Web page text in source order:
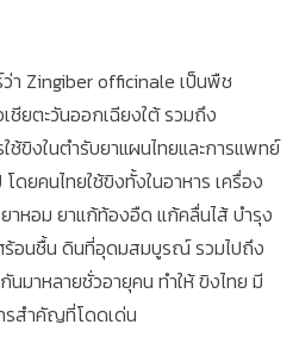
า Zingiber officinale เป็นพืช
ชียตะวันออกเฉียงใต้ รวมถึง
ช้ขิงในตำรับยาแผนไทยและการแพทย์
ยคนไทยใช้ขิงทั้งในอาหาร เครื่อง
าหอม ยาแก้ท้องอืด แก้คลื่นไส้ บำรุง
ร้อนชื้น ดินที่อุดมสมบูรณ์ รวมไปถึง
าหลายชั่วอายุคน ทำให้ ขิงไทย มี
สำคัญที่โดดเด่น